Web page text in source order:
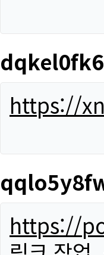
https://
https://